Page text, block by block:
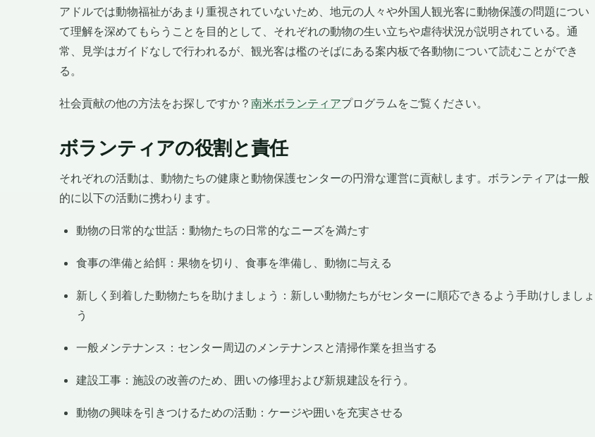
アドルでは動物福祉があまり重視されていないため、地元の人々や外国人観光客に動物保護の問題につい
て理解を深めてもらうことを目的として、それぞれの動物の生い立ちや虐待状況が説明されている。通
常、見学はガイドなしで行われるが、観光客は檻のそばにある案内板で各動物について読むことができ
る。
社会貢献の他の方法をお探しですか？ 南米ボランティアプログラムをご覧ください。
ボランティアの役割と責任
それぞれの活動は、動物たちの健康と動物保護センターの円滑な運営に貢献します。ボランティアは一般
的に以下の活動に携わります。
動物の日常的な世話：動物たちの日常的なニーズを満たす
食事の準備と給餌：果物を切り、食事を準備し、動物に与える
新しく到着した動物たちを助けましょう：新しい動物たちがセンターに順応できるよう手助けしましょ
う
一般メンテナンス：センター周辺のメンテナンスと清掃作業を担当する
建設工事：施設の改善のため、囲いの修理および新規建設を行う。
動物の興味を引きつけるための活動：ケージや囲いを充実させる